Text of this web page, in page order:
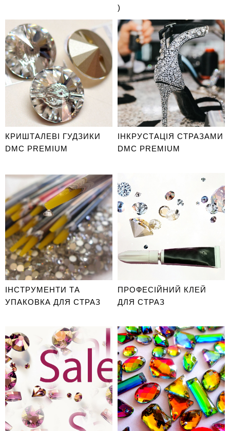
)
КРИШТАЛЕВІ ГУДЗИКИ
DMC PREMIUM
ІНКРУСТАЦІЯ СТРАЗАМИ
DMC PREMIUM
ІНСТРУМЕНТИ ТА
УПАКОВКА ДЛЯ СТРАЗ
ПРОФЕСІЙНИЙ КЛЕЙ
ДЛЯ СТРАЗ